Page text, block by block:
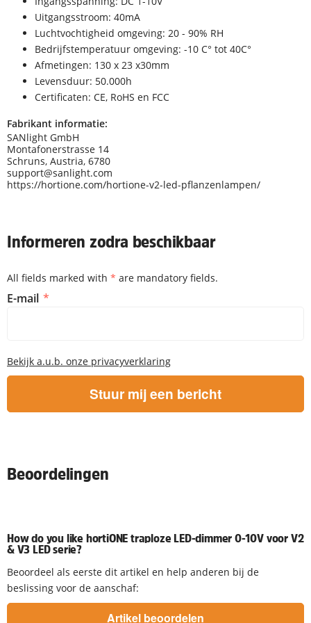
Uitgangsstroom: 40mA
Luchtvochtigheid omgeving: 20 - 90% RH
Bedrijfstemperatuur omgeving: -10 C° tot 40C°
Afmetingen: 130 x 23 x30mm
Levensduur: 50.000h
Certificaten: CE, RoHS en FCC
Fabrikant informatie:
SANlight GmbH
Montafonerstrasse 14
Schruns, Austria, 6780
support@sanlight.com
https://hortione.com/hortione-v2-led-pflanzenlampen/
Informeren zodra beschikbaar
Informeren zodra beschikbaar
All fields marked with * are mandatory fields.
E-mail
Bekijk a.u.b. onze privacyverklaring
Stuur mij een bericht
Beoordelingen
How do you like hortiONE traploze LED-dimmer 0-10V voor V2
& V3 LED serie?
Beoordeel als eerste dit artikel en help anderen bij de
beslissing voor de aanschaf: